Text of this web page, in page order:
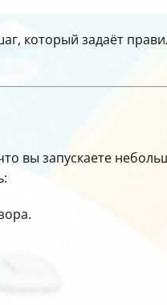
который задаёт
вы запускаете